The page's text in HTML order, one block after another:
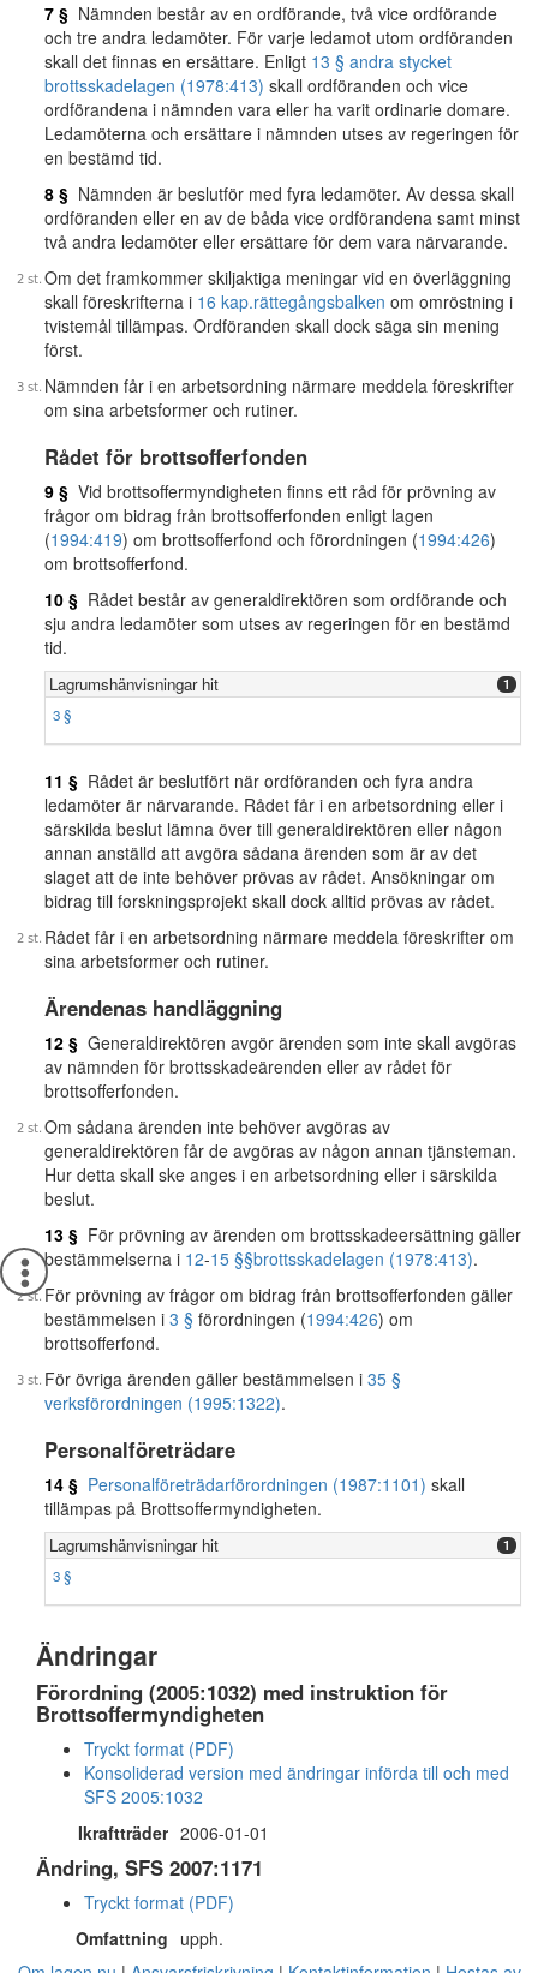
7 § Nämnden består av en ordförande, två vice ordförande
och tre andra ledamöter. För varje ledamot utom ordföranden
skall det finnas en ersättare. Enligt 13 § andra stycket
brottsskadelagen (1978:413) skall ordföranden och vice
ordförandena i nämnden vara eller ha varit ordinarie domare.
Ledamöterna och ersättare i nämnden utses av regeringen för
en bestämd tid.
8 § Nämnden är beslutför med fyra ledamöter. Av dessa skall
ordföranden eller en av de båda vice ordförandena samt minst
två andra ledamöter eller ersättare för dem vara närvarande.
Om det framkommer skiljaktiga meningar vid en överläggning
skall föreskrifterna i 16 kap.rättegångsbalken om omröstning i
tvistemål tillämpas. Ordföranden skall dock säga sin mening
först.
Nämnden får i en arbetsordning närmare meddela föreskrifter
om sina arbetsformer och rutiner.
Rådet för brottsofferfonden
9 § Vid brottsoffermyndigheten finns ett råd för prövning av
frågor om bidrag från brottsofferfonden enligt lagen
(1994:419) om brottsofferfond och förordningen (1994:426)
om brottsofferfond.
10 § Rådet består av generaldirektören som ordförande och
sju andra ledamöter som utses av regeringen för en bestämd
tid.
Lagrumshänvisningar hit 1
3 §
11 § Rådet är beslutfört när ordföranden och fyra andra
ledamöter är närvarande. Rådet får i en arbetsordning eller i
särskilda beslut lämna över till generaldirektören eller någon
annan anställd att avgöra sådana ärenden som är av det
slaget att de inte behöver prövas av rådet. Ansökningar om
bidrag till forskningsprojekt skall dock alltid prövas av rådet.
Rådet får i en arbetsordning närmare meddela föreskrifter om
sina arbetsformer och rutiner.
Ärendenas handläggning
12 § Generaldirektören avgör ärenden som inte skall avgöras
av nämnden för brottsskadeärenden eller av rådet för
brottsofferfonden.
Om sådana ärenden inte behöver avgöras av
generaldirektören får de avgöras av någon annan tjänsteman.
Hur detta skall ske anges i en arbetsordning eller i särskilda
beslut.
13 § För prövning av ärenden om brottsskadeersättning gäller
bestämmelserna i 12-15 §§brottsskadelagen (1978:413).
För prövning av frågor om bidrag från brottsofferfonden gäller
bestämmelsen i 3 § förordningen (1994:426) om
brottsofferfond.
För övriga ärenden gäller bestämmelsen i 35 §
verksförordningen (1995:1322).
Personalföreträdare
14 § Personalföreträdarförordningen (1987:1101) skall
tillämpas på Brottsoffermyndigheten.
Lagrumshänvisningar hit 1
3 §
Ändringar
Förordning (2005:1032) med instruktion för
Brottsoffermyndigheten
Tryckt format (PDF)
Konsoliderad version med ändringar införda till och med
SFS 2005:1032
Ikraftträder 2006-01-01
Ändring, SFS 2007:1171
Tryckt format (PDF)
Omfattning upph.